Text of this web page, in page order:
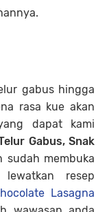
gabus hingga
rasa kue akan
dapat kami
Gabus, Snak
sudah membuka
resep
Lasagna